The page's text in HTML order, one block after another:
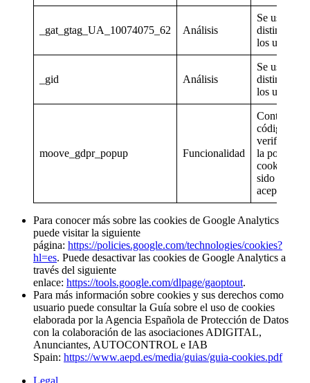
_gat_gtag_UA_10074075_62 Análisis
Se usa para
distinguir a
los usuarios.
_gid Análisis
Se usa para
distinguir a
los usuarios.
moove_gdpr_popup Funcionalidad
Contiene un
código para
verificar
la política
cookies ha
sido
aceptada.
Para conocer más sobre las cookies de Google Analytics
puede visitar la siguiente
página: https://policies.google.com/technologies/cookies?
hl=es. Puede desactivar las cookies de Google Analytics a
través del siguiente
enlace: https://tools.google.com/dlpage/gaoptout.
Para más información sobre cookies y sus derechos como
usuario puede consultar la Guía sobre el uso de cookies
elaborada por la Agencia Española de Protección de Datos
con la colaboración de las asociaciones ADIGITAL,
Anunciantes, AUTOCONTROL e IAB
Spain: https://www.aepd.es/media/guias/guia-cookies.pdf
Legal